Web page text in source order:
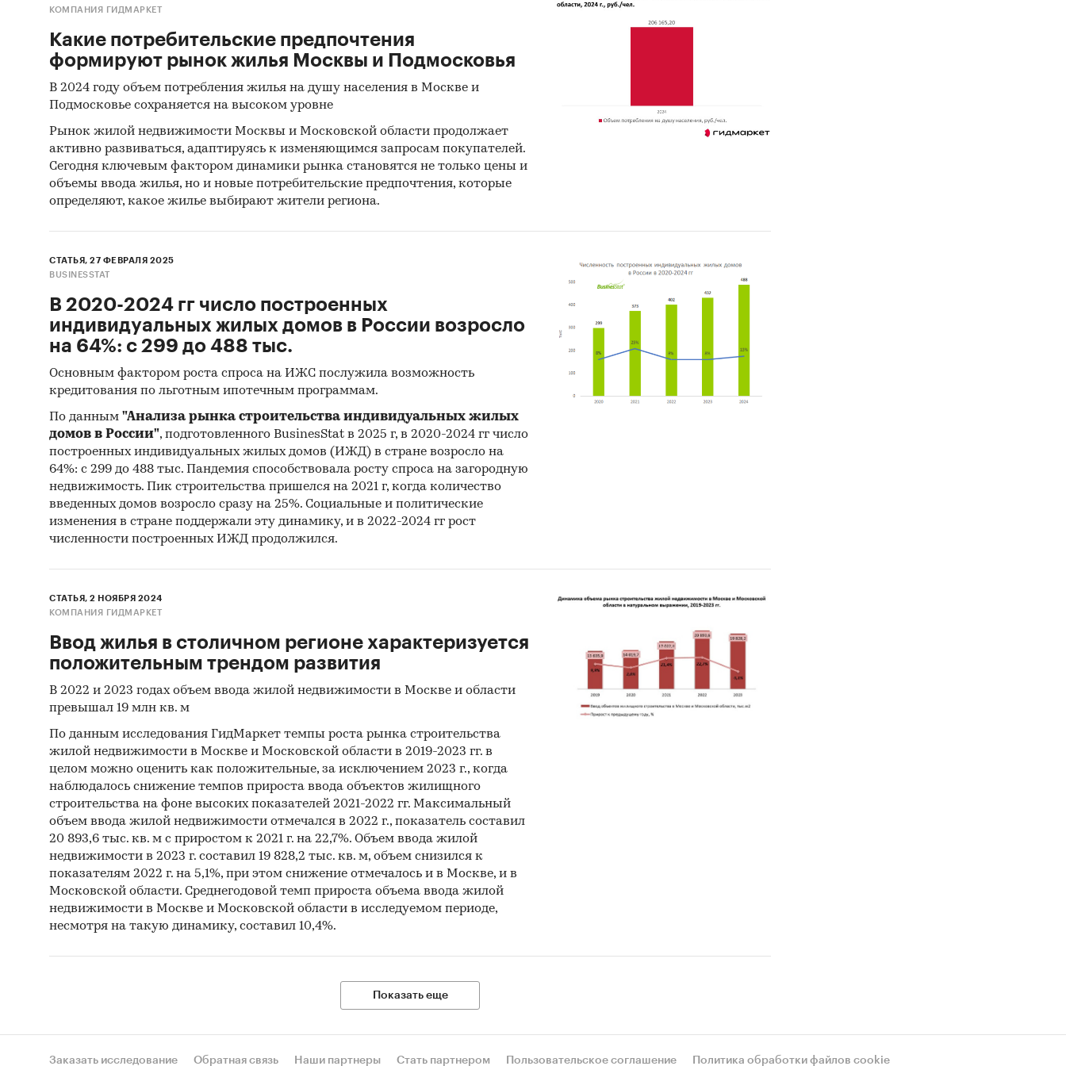
частичное обновление интерьера, замену отдельных предметов
мебели или бытовой техники и чаще проводят косметический
ремонт. Средний чек на отдельные товары для дома в этом
сегменте может быть выше, чем у покупателей первичного жилья
в силу частого отсутствия необходимости глобальных затрат.
Приведенные в исследовании данные будут полезны, чтобы:
- Выбрать стратегию развития предприятия, скорректировать
стратегию продаж в регионе
- Адаптировать ассортиментную и ценовую политику под
профиль потребителей в регионе
- Определить приоритетные сегменты для развития в регионе
- Оценить покупательскую способность семей на основе данных по
средним доходам на семью и стоимости 1 кв. м в регионе
Доступность жилья приведена в двух срезах:
Индекс доступности жилья. Количество лет, за которое средняя
семья в регионе может накопить на квартиру площадью 54 м2,
откладывая все доходы.
Условная доступность жилья. Отношение расчетного срока
накопления на квартиру 54м2 в регионе к сроку, принятому за
100% доступности (3,5 года на квартиру площадью 54 м² при
направлении всех доходов на покупку)
- Визуализированные данные официальной статистики
- Данные по выбранному региону
- Годовая динамика за период 2012-2025, квартальная динамика:
- Данные по первичному и вторичному рынкам жилья и классам
квартир
! Скачайте демо-версию – это полный отчет с условными
данными
Что именно содержится в исследовании?
В исследовании приведены данные по выбранному региону.
округу или другие комбинации данных, то такие данные (при
наличии статистики) вынесены в отдельные исследования, вы
КОМПАНИЯ ГИДМАРКЕТ
Какие потребительские предпочтения
формируют рынок жилья Москвы и Подмосковья
В 2024 году объем потребления жилья на душу населения в Москве и
Подмосковье сохраняется на высоком уровне
Рынок жилой недвижимости Москвы и Московской области продолжает
активно развиваться, адаптируясь к изменяющимся запросам покупателей.
Сегодня ключевым фактором динамики рынка становятся не только цены и
объемы ввода жилья, но и новые потребительские предпочтения, которые
определяют, какое жилье выбирают жители региона.
СТАТЬЯ, 27 ФЕВРАЛЯ 2025
BUSINESSTAT
В 2020-2024 гг число построенных
индивидуальных жилых домов в России возросло
на 64%: с 299 до 488 тыс.
Основным фактором роста спроса на ИЖС послужила возможность
кредитования по льготным ипотечным программам.
По данным "Анализа рынка строительства индивидуальных жилых
домов в России", подготовленного BusinesStat в 2025 г, в 2020-2024 гг число
построенных индивидуальных жилых домов (ИЖД) в стране возросло на
64%: с 299 до 488 тыс. Пандемия способствовала росту спроса на загородную
недвижимость. Пик строительства пришелся на 2021 г, когда количество
введенных домов возросло сразу на 25%. Социальные и политические
изменения в стране поддержали эту динамику, и в 2022-2024 гг рост
численности построенных ИЖД продолжился.
СТАТЬЯ, 2 НОЯБРЯ 2024
КОМПАНИЯ ГИДМАРКЕТ
Ввод жилья в столичном регионе характеризуется
положительным трендом развития
В 2022 и 2023 годах объем ввода жилой недвижимости в Москве и области
превышал 19 млн кв. м
По данным исследования ГидМаркет темпы роста рынка строительства
жилой недвижимости в Москве и Московской области в 2019-2023 гг. в
целом можно оценить как положительные, за исключением 2023 г., когда
наблюдалось снижение темпов прироста ввода объектов жилищного
строительства на фоне высоких показателей 2021-2022 гг. Максимальный
объем ввода жилой недвижимости отмечался в 2022 г., показатель составил
20 893,6 тыс. кв. м с приростом к 2021 г. на 22,7%. Объем ввода жилой
недвижимости в 2023 г. составил 19 828,2 тыс. кв. м, объем снизился к
показателям 2022 г. на 5,1%, при этом снижение отмечалось и в Москве, и в
Московской области. Среднегодовой темп прироста объема ввода жилой
недвижимости в Москве и Московской области в исследуемом периоде,
несмотря на такую динамику, составил 10,4%.
Показать еще
Заказать исследование Обратная связь Наши партнеры Стать партнером Пользовательское соглашение Политика обработки файлов cookie